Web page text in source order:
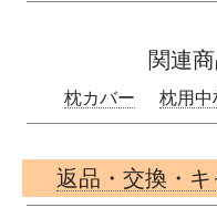
関連
枕カバー 枕用中
返品・交換・